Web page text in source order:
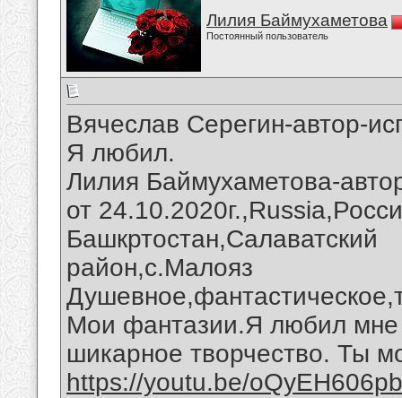
Лилия Баймухаметова
Постоянный пользователь
Вячеслав Серегин-автор-
Я любил.
Лилия Баймухаметова-
от
Башкртостан,Салаватский
район,с.Малояз
Мои фантазии.Я любил мне
шикарное творчество. Ты
https://youtu.be/